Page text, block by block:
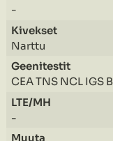
-
Narttu
CEA TNS NCL IGS
-